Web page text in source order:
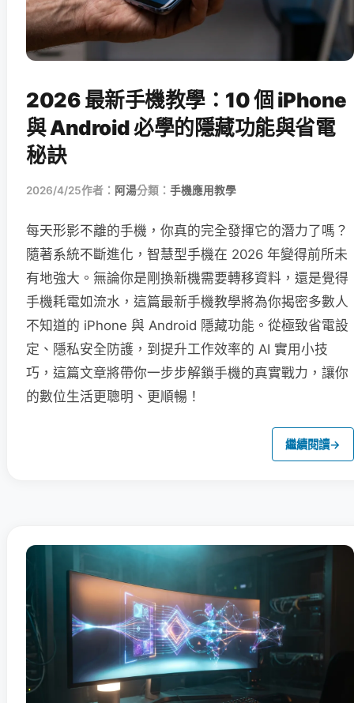
2026 最新手機教學：10 個 iPhone
與 Android 必學的隱藏功能與省電
秘訣
2026/4/25作者： 阿湯分類： 手機應用教學
每天形影不離的手機，你真的完全發揮它的潛力了嗎？
隨著系統不斷進化，智慧型手機在 2026 年變得前所未
有地強大。無論你是剛換新機需要轉移資料，還是覺得
手機耗電如流水，這篇最新手機教學將為你揭密多數人
不知道的 iPhone 與 Android 隱藏功能。從極致省電設
定、隱私安全防護，到提升工作效率的 AI 實用小技
巧，這篇文章將帶你一步步解鎖手機的真實戰力，讓你
的數位生活更聰明、更順暢！
繼續閱讀→